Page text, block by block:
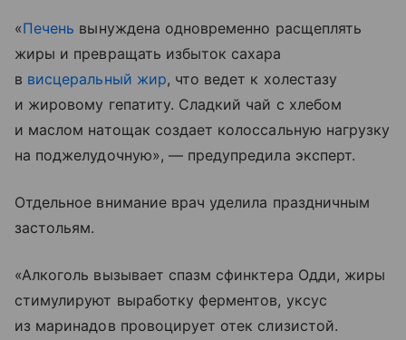
«Печень вынуждена одновременно расщеплять
жиры и превращать избыток сахара
в висцеральный жир, что ведет к холестазу
и жировому гепатиту. Сладкий чай с хлебом
и маслом натощак создает колоссальную нагрузку
на поджелудочную», — предупредила эксперт.
Отдельное внимание врач уделила праздничным
застольям.
«Алкоголь вызывает спазм сфинктера Одди, жиры
стимулируют выработку ферментов, уксус
из маринадов провоцирует отек слизистой.